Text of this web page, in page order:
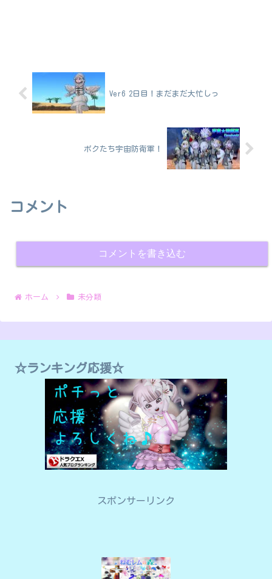
Ver6 2日目！まだまだ大忙しっ
ボクたち宇宙防衛軍！
コメント
コメントを書き込む
ホーム 未分類
☆ランキング応援☆
スポンサーリンク